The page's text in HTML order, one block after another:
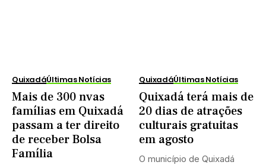
QuixadáÚltimas Notícias
Mais de 300 nvas
famílias em Quixadá
passam a ter direito
de receber Bolsa
Família
QuixadáÚltimas Notícias
Quixadá terá mais de
20 dias de atrações
culturais gratuitas
em agosto
O município de Quixadá